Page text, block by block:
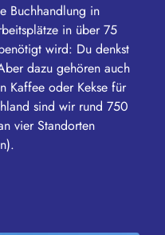
Buchhandlung in
in über 75
wird: Du denkst
dazu gehören auch
Kaffee oder Kekse für
sind wir rund 750
vier Standorten